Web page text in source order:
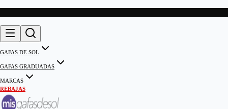
GAFAS DE SOL
GAFAS GRADUADAS
MARCAS
REBAJAS